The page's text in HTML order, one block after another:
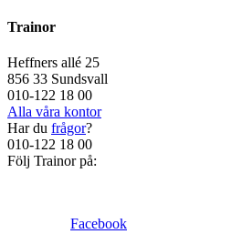
Trainor
Heffners allé 25
856 33 Sundsvall
010-122 18 00
Alla våra kontor
Har du frågor?
010-122 18 00
Följ Trainor på:
Facebook